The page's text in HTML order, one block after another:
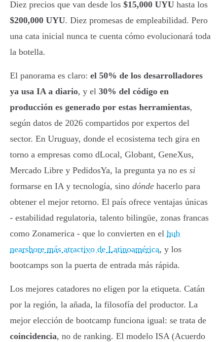
Diez precios que van desde los $15,000 UYU hasta los
$200,000 UYU. Diez promesas de empleabilidad. Pero
una cata inicial nunca te cuenta cómo evolucionará toda
la botella.
El panorama es claro: el 50% de los desarrolladores
ya usa IA a diario, y el 30% del código en
producción es generado por estas herramientas,
según datos de 2026 compartidos por expertos del
sector. En Uruguay, donde el ecosistema tech gira en
torno a empresas como dLocal, Globant, GeneXus,
Mercado Libre y PedidosYa, la pregunta ya no es si
formarse en IA y tecnología, sino dónde hacerlo para
obtener el mejor retorno. El país ofrece ventajas únicas
- estabilidad regulatoria, talento bilingüe, zonas francas
como Zonamerica - que lo convierten en el hub
nearshore más atractivo de Latinoamérica, y los
bootcamps son la puerta de entrada más rápida.
Los mejores catadores no eligen por la etiqueta. Catán
por la región, la añada, la filosofía del productor. La
mejor elección de bootcamp funciona igual: se trata de
coincidencia, no de ranking. El modelo ISA (Acuerdo